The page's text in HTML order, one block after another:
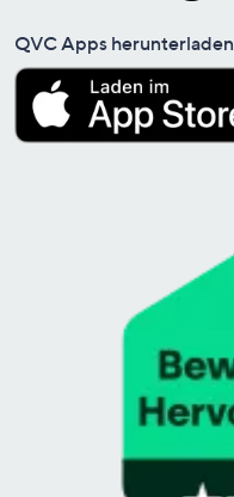
QVC Apps herunterladen